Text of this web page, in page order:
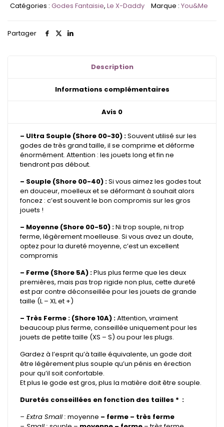
Daddy
couleurs
Catégories : Godes Fantaisie, Le X-Daddy Marque : You&Me
Partager
Description
Informations complémentaires
Avis 0
– Ultra Souple (Shore 00-30) :Souvent utilisé sur les
godes de très grand taille, il se comprime et déforme
énormément. Attention : les jouets long et fin ne
tiendront pas débout.
– Souple (Shore 00-40) :Si vous aimez les godes tout
en douceur, moelleux et se déformant à souhait alors
foncez : c’est souvent le bon compromis sur les gros
jouets !
– Moyenne (Shore 00-50) :Ni trop souple, ni trop
ferme, légèrement moelleuse. Si vous avez un doute,
optez pour la dureté moyenne, c’est un excellent
compromis
– Ferme (Shore 5A) :Plus plus ferme que les deux
premières, mais pas trop rigide non plus, cette dureté
est par contre déconseillée pour les jouets de grande
taille (L – XL et +)
– Très Ferme : (Shore 10A) :Attention, vraiment
beaucoup plus ferme, conseillée uniquement pour les
jouets de petite taille (XS – S) ou pour les plugs.
Gardez à l’esprit qu’à taille équivalente, un gode doit
être légèrement plus souple qu’un pénis en érection
pour qu’il soit confortable.
Et plus le gode est gros, plus la matière doit être souple.
Duretés conseillées en fonction des tailles * :
– Extra Small : moyenne – ferme – très ferme